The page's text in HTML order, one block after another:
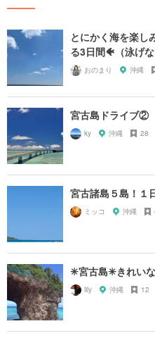
とにかく海を楽し
る3日間🐠（泳げ
おのまり 沖縄
宮古島ドライブ②
ky 沖縄 28
宮古諸島５島！１
ミッコ 沖縄
✳︎宮古島✳︎きれい
lily 沖縄 12